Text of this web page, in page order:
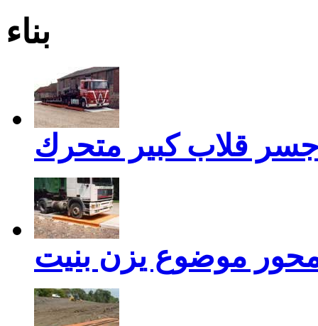
بناء
قلاب كبير متحرك
موضوع يزن بنيت